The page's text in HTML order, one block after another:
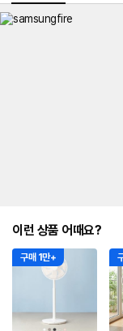
이런 상품 어때요?
구매 1만+